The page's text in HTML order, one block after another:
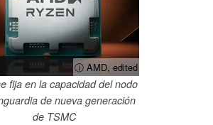
ⓘ AMD, edited
fija en la capacidad del nodo
de nueva generación
de TSMC